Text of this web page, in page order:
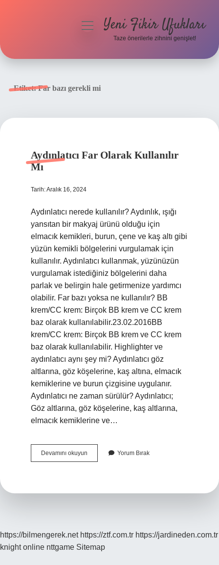
menüyüYeni Fikir Ufukları
Taze önerilerle zihnini genişlet!
Etiket:Far bazı gerekli mi
Aydınlatıcı Far Olarak Kullanılır
Mı
Tarih: Aralık 16, 2024
Aydınlatıcı nerede kullanılır? Aydınlık, ışığı
yansıtan bir makyaj ürünü olduğu için
elmacık kemikleri, burun, çene ve kaş altı gibi
yüzün kemikli bölgelerini vurgulamak için
kullanılır. Aydınlatıcı kullanmak, yüzünüzün
vurgulamak istediğiniz bölgelerini daha
parlak ve belirgin hale getirmenize yardımcı
olabilir. Far bazı yoksa ne kullanılır? BB
krem/CC krem: Birçok BB krem ​​ve CC krem ​​
baz olarak kullanılabilir.23.02.2016BB
krem/CC krem: Birçok BB krem ​​ve CC krem ​​
baz olarak kullanılabilir. Highlighter ve
aydınlatıcı aynı şey mi? Aydınlatıcı göz
altlarına, göz köşelerine, kaş altına, elmacık
kemiklerine ve burun çizgisine uygulanır.
Aydınlatıcı ne zaman sürülür? Aydınlatıcı;
Göz altlarına, göz köşelerine, kaş altlarına,
elmacık kemiklerine ve…
Devamını okuyun Aydınlatıcı
Far
Yorum Bırak
https://bilmengerek.net https://ztf.com.tr https://jardineden.com.tr
knight online nttgame Sitemap